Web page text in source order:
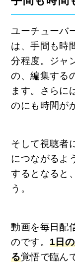
ユーチューバ
は、手間も時
分程度。ジャ
の、編集する
ます。さらに
のにも時間が
そして視聴者
につながるよ
するとなると
う。
動画を毎日配
のです。 1日
る覚悟で臨ん